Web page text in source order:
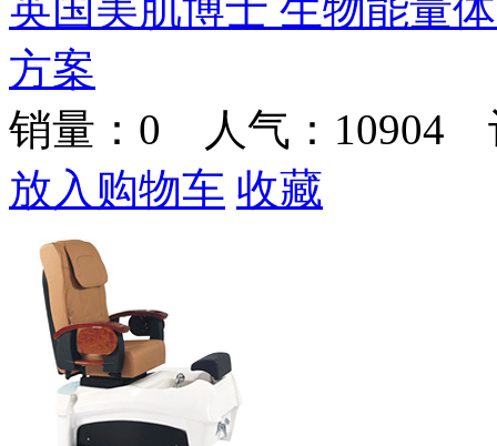
方案
销量： 0 人气：10904
放入购物车 收藏